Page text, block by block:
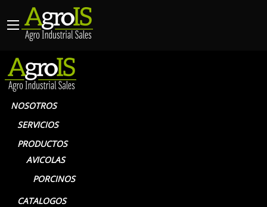
NOSOTROS
SERVICIOS
PRODUCTOS
AVICOLAS
PORCINOS
CATALOGOS
VENTILADOR DE PANEL